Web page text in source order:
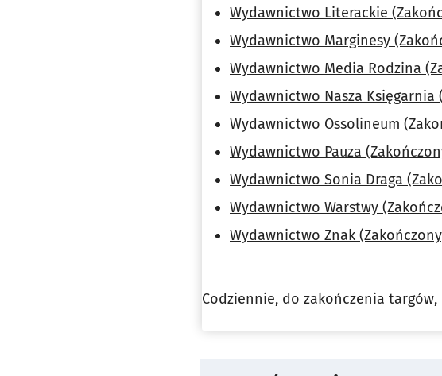
Wydawnictwo Literackie
Wydawnictwo Marginesy
Wydawnictwo Media Rodzina
Wydawnictwo Nasza Księgarnia
Wydawnictwo Ossolineum
Wydawnictwo Pauza
Wydawnictwo Sonia Draga
Wydawnictwo Warstwy
Wydawnictwo Znak
Codziennie, do zakończenia